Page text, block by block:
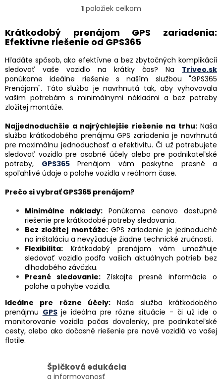
vaše vozidlo v telefóne
alebo na PC Bez
Ovládacie prvky výpisu
1položiek celkom
Krátkodobý prenájom GPS zariadenia:
Efektívne riešenie od GPS365
Hľadáte spôsob, ako efektívne a bez zbytočných komplikácií
sledovať vaše vozidlo na krátky čas? Na Triveo.sk
ponúkame ideálne riešenie s naším službou "GPS365
Prenájom". Táto služba je navrhnutá tak, aby vyhovovala
vašim potrebám s minimálnymi nákladmi a bez potreby
zložitej montáže.
Najjednoduchšie a najrýchlejšie riešenie na trhu:Naša
služba krátkodobého prenájmu GPS zariadenia je navrhnutá
pre maximálnu jednoduchosť a efektivitu. Či už potrebujete
sledovať vozidlo pre osobné účely alebo pre podnikateľské
potreby, GPS365Prenájom vám poskytne presné a
spoľahlivé údaje o polohe vozidla v reálnom čase.
Prečo si vybrať GPS365 prenájom?
Minimálne náklady: Ponúkame cenovo dostupné
riešenie pre krátkodobé potreby sledovania.
Bez zložitej montáže:GPS zariadenie je jednoduché
na inštaláciu a nevyžaduje žiadne technické zručnosti.
Flexibilita: Krátkodobý prenájom vám umožňuje
sledovať vozidlo podľa vašich aktuálnych potrieb bez
dlhodobého záväzku.
Presné sledovanie: Získajte presné informácie o
polohe a pohybe vozidla.
Ideálne pre rôzne účely: Naša služba krátkodobého
prenájmu GPSje ideálna pre rôzne situácie - či už ide o
monitorovanie vozidla počas dovolenky, pre podnikateľské
cesty, alebo ako dočasné riešenie pre nové vozidlá vo vašej
flotile.
Špičková edukácia
a informovanosť